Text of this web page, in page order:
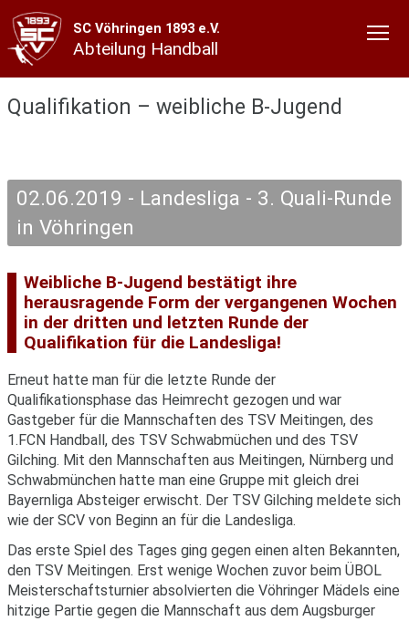
SC Vöhringen 1893 e.V.
Abteilung Handball
Qualifikation – weibliche B-Jugend
02.06.2019 - Landesliga - 3. Quali-Runde
in Vöhringen
Weibliche B-Jugend bestätigt ihre
herausragende Form der vergangenen Wochen
in der dritten und letzten Runde der
Qualifikation für die Landesliga!
Erneut hatte man für die letzte Runde der
Qualifikationsphase das Heimrecht gezogen und war
Gastgeber für die Mannschaften des TSV Meitingen, des
1.FCN Handball, des TSV Schwabmüchen und des TSV
Gilching. Mit den Mannschaften aus Meitingen, Nürnberg und
Schwabmünchen hatte man eine Gruppe mit gleich drei
Bayernliga Absteiger erwischt. Der TSV Gilching meldete sich
wie der SCV von Beginn an für die Landesliga.
Das erste Spiel des Tages ging gegen einen alten Bekannten,
den TSV Meitingen. Erst wenige Wochen zuvor beim ÜBOL
Meisterschaftsturnier absolvierten die Vöhringer Mädels eine
hitzige Partie gegen die Mannschaft aus dem Augsburger